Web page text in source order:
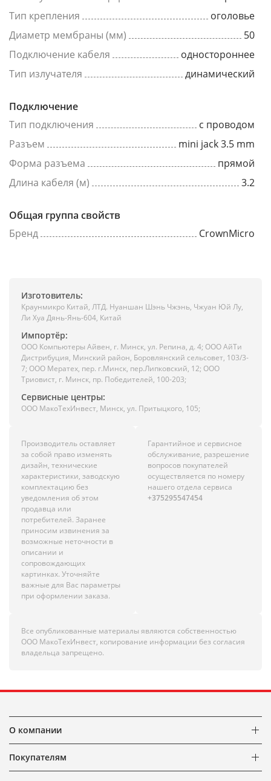
Тип крепления
оголовье
Диаметр мембраны (мм)
50
Подключение кабеля
одностороннее
Тип излучателя
динамический
Подключение
Тип подключения
с проводом
Разъем
mini jack 3.5 mm
Форма разъема
прямой
Длина кабеля (м)
3.2
Общая группа свойств
Бренд
CrownMicro
Изготовитель:
Краунмикро Китай, ЛТД. Нуаншан Шэнь Чжэнь, Чжуан Юй Лу,
Ли Хуа Дянь-Янь-604, Китай
Импортёр:
ООО Компьютеры Айвен, г. Минск, ул. Репина, д. 4; ООО АйТи
Дистрибуция, Минский район, Боровлянский сельсовет, 103/3-
7; ООО Мератех, пер. г.Минск, пер.Липковский, 12; ООО
Триовист, г. Минск, пр. Победителей, 100-203;
Сервисные центры:
ООО МакоТехИнвест, Минск, ул. Притыцкого, 105;
Производитель оставляет
за собой право изменять
дизайн, технические
характеристики, заводскую
комплектацию без
уведомления об этом
продавца или
потребителей. Заранее
приносим извинения за
возможные неточности в
описании и
сопровождающих
картинках. Уточняйте
важные для Вас параметры
при оформлении заказа.
Гарантийное и сервисное
обслуживание, разрешение
вопросов покупателей
осуществляется по номеру
нашего отдела сервиса
+375295547454
Все опубликованные материалы являются собственностью
ООО МакоТехИнвест, копирование информации без согласия
владельца запрещено.
О компании
Покупателям